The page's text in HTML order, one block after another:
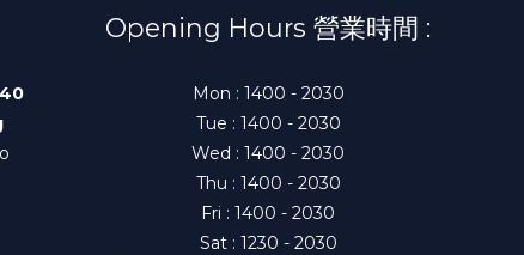
Opening Hours 營業時間 :
Mon : 1400 - 2030
Tue : 1400 - 2030
Wed : 1400 - 2030
Thu : 1400 - 2030
Fri : 1400 - 2030
Sat : 1230 - 2030